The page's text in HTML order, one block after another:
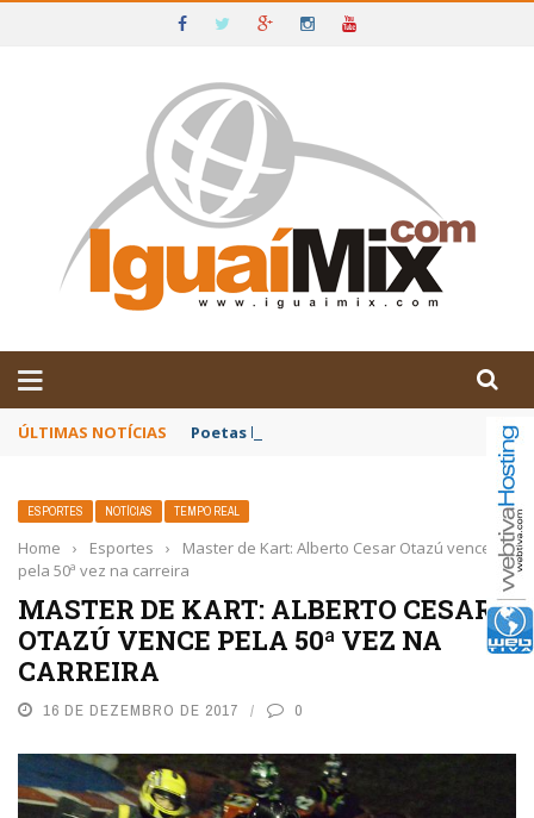
IGUAÍ E SUDOESTE DA BAHIA
ÚLTIMAS NOTÍCIAS Poetas baianos representam o Brasil no
ESPORTES NOTÍCIAS TEMPO REAL
Home › Esportes ›
Master de Kart: Alberto Cesar Otazú vence
pela 50ª vez na carreira
MASTER DE KART: ALBERTO CESAR
OTAZÚ VENCE PELA 50ª VEZ NA
CARREIRA
16 DE DEZEMBRO DE 2017 0